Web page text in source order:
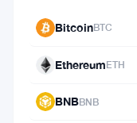
niveaux
techniques
pour
BitcoinBTC
EthereumETH
BNBBNB